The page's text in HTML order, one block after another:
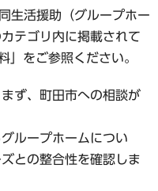
生活援助（グループホー
テゴリ内に掲載されて
」をご参照ください。
ず、町田市への相談が
ループホームについ
との整合性を確認しま